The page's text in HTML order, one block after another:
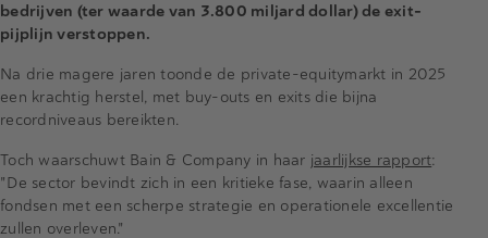
bedrijven (ter waarde van 3.800 miljard dollar) de exit-
pijplijn verstoppen.
Na drie magere jaren toonde de private-equitymarkt in 2025
een krachtig herstel, met buy-outs en exits die bijna
recordniveaus bereikten.
Toch waarschuwt Bain & Company in haar jaarlijkse rapport:
"De sector bevindt zich in een kritieke fase, waarin alleen
fondsen met een scherpe strategie en operationele excellentie
zullen overleven."